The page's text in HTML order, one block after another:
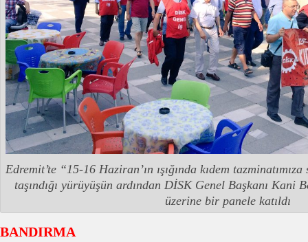
Edremit’te “15-16 Haziran’ın ışığında kıdem
taşındığı yürüyüşün ardından DİSK Genel Başkanı Kani
üzerine bir panele katıldı
BANDIRMA